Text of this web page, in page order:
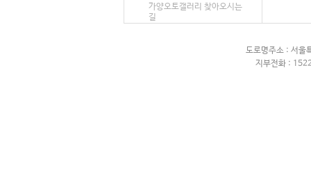
도로명주소 : 서울
지부전화 :
가양오토갤러리 찾아오시는
길